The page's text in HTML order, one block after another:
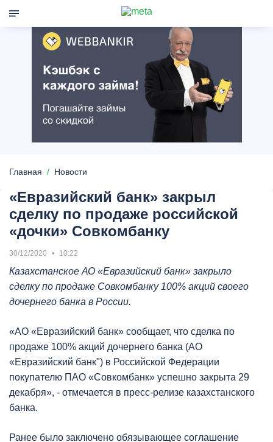
Главная Новости
«Евразийский банк» закрыл
сделку по продаже российской
«дочки» Совкомбанку
30/12/2020 10:22
Казахстанское АО «Евразийский банк» закрыло
сделку по продаже Совкомбанку 100% акций своего
дочернего банка в России.
«АО «Евразийский банк» сообщает, что сделка по
продаже 100% акций дочернего банка (АО
«Евразийский банк") в Российской Федерации
покупателю ПАО «Совкомбанк» успешно закрыта 29
декабря», - отмечается в пресс-релизе казахстанского
банка.
Ранее было заключено обязывающее соглашение